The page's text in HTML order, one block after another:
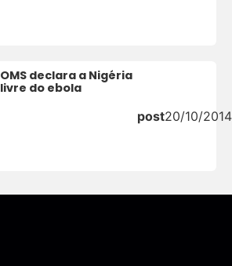
OMS declara a Nigéria
livre do ebola
post20/10/2014